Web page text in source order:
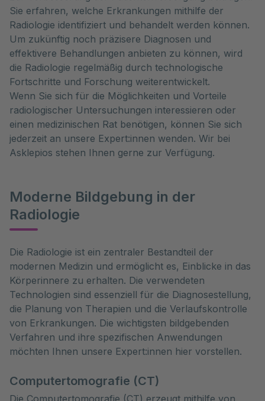
Sie erfahren, welche Erkrankungen mithilfe der
Radiologie identifiziert und behandelt werden können.
Um zukünftig noch präzisere Diagnosen und
effektivere Behandlungen anbieten zu können, wird
die Radiologie regelmäßig durch technologische
Fortschritte und Forschung weiterentwickelt.
Wenn Sie sich für die Möglichkeiten und Vorteile
radiologischer Untersuchungen interessieren oder
einen medizinischen Rat benötigen, können Sie sich
jederzeit an unsere Expert:innen wenden. Wir bei
Asklepios stehen Ihnen gerne zur Verfügung.
Moderne Bildgebung in der
Radiologie
Die Radiologie ist ein zentraler Bestandteil der
modernen Medizin und ermöglicht es, Einblicke in das
Körperinnere zu erhalten. Die verwendeten
Technologien sind essenziell für die Diagnosestellung,
die Planung von Therapien und die Verlaufskontrolle
von Erkrankungen. Die wichtigsten bildgebenden
Verfahren und ihre spezifischen Anwendungen
möchten Ihnen unsere Expert:innen hier vorstellen.
Computertomografie (CT)